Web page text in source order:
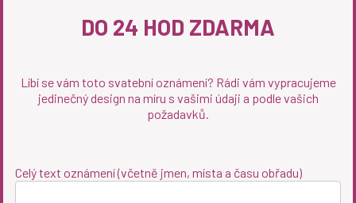
DO 24 HOD ZDARMA
Líbí se vám toto svatební oznámení? Rádi vám vypracujeme
jedinečný design na míru s vašimi údaji a podle vašich
požadavků.
Celý text oznámení (včetně jmen, místa a času obřadu)